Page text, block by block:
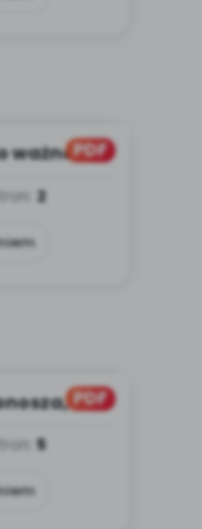
PDF
ważna
2
PDF
cz. 2
5